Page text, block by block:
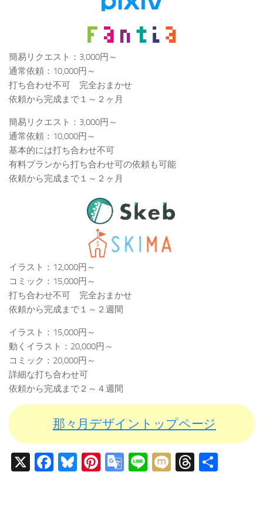
簡易リクエスト：3,000円～
通常依頼：10,000円～
打ち合わせ不可 完全おまかせ
依頼から完成まで１～２ヶ月
簡易リクエスト：3,000円～
通常依頼：10,000円～
基本的には打ち合わせ不可
有料プランから打ち合わせ可の依頼も可能
依頼から完成まで１～２ヶ月
イラスト：12,000円～
コミック：15,000円～
打ち合わせ不可 完全おまかせ
依頼から完成まで１～２週間
イラスト：15,000円～
動くイラスト：20,000円～
コミック：20,000円～
詳細な打ち合わせ可
依頼から完成まで２～４週間
那々月デザイントップページ
X Facebook
Bluesky
Pinterest
Google
LineMixiThreads